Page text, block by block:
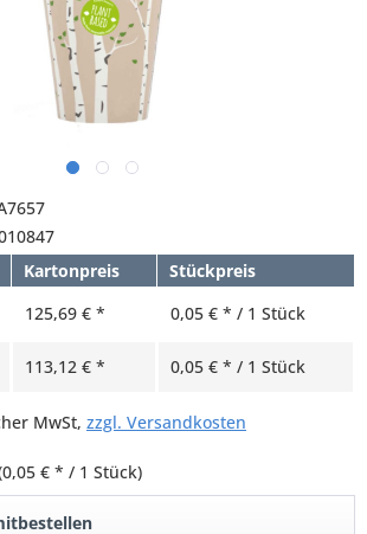
Kartonpreis
Stückpreis
125,69 € * 0,05 € * / 1 Stück
113,12 € * 0,05 € * / 1 Stück
MwSt, zzgl. Versandkosten
€ * / 1 Stück)